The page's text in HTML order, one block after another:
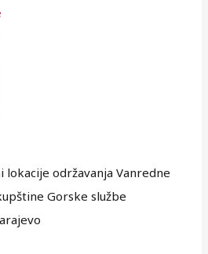
lokacije održavanja Vanredne
Gorske službe